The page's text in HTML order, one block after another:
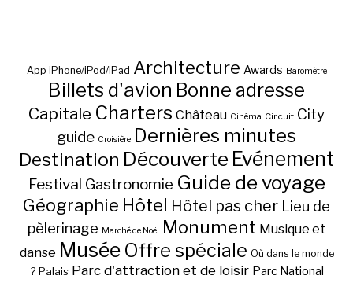
App iPhone/iPod/iPad Architecture Awards Baromètre
Billets d'avion Bonne adresse
Capitale Charters Château Cinéma Circuit City
guide Croisière Dernières minutes
Destination Découverte Evénement
Festival Gastronomie Guide de voyage
Géographie Hôtel Hôtel pas cher Lieu de
pèlerinage Marché de Noël Monument Musique et
danse Musée Offre spéciale Où dans le monde
? Palais Parc d'attraction et de loisir Parc National